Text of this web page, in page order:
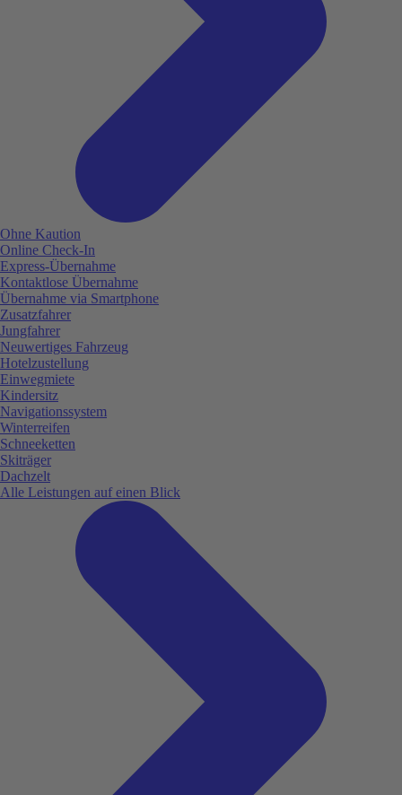
Ohne Kaution
Online Check-In
Express-Übernahme
Kontaktlose Übernahme
Übernahme via Smartphone
Zusatzfahrer
Jungfahrer
Neuwertiges Fahrzeug
Hotelzustellung
Einwegmiete
Kindersitz
Navigationssystem
Winterreifen
Schneeketten
Skiträger
Dachzelt
Alle Leistungen auf einen Blick